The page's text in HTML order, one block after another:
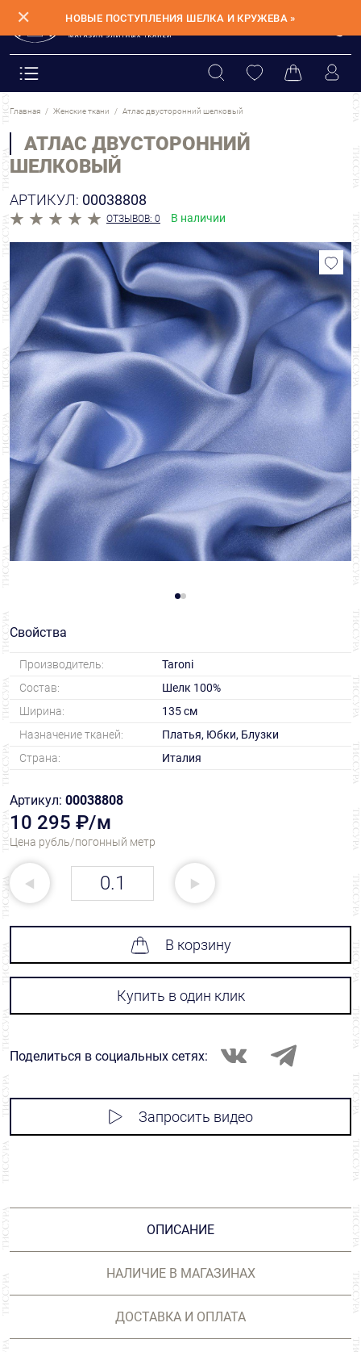
✕ НОВЫЕ ПОСТУПЛЕНИЯ ШЕЛКА И КРУЖЕВА »
Главная Женские ткани Атлас двусторонний шелковый
АТЛАС ДВУСТОРОННИЙ
ШЕЛКОВЫЙ
АРТИКУЛ: 00038808
ОТЗЫВОВ: 0 В наличии
Свойства
Производитель:
Taroni
Состав:
Шелк 100%
Ширина:
135 см
Назначение тканей:
Платья, Юбки, Блузки
Страна:
Италия
Артикул: 00038808
10 295 ₽/м
Цена рубль/погонный метр
В корзину
Купить в один клик
Поделиться в социальных сетях:
Запросить видео
ОПИСАНИЕ
НАЛИЧИЕ В МАГАЗИНАХ
ДОСТАВКА И ОПЛАТА